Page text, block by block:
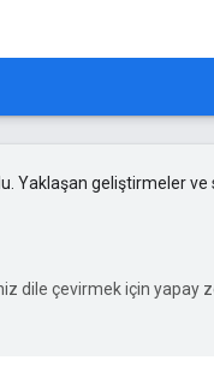
Yaklaşan geliştirmeler
dile çevirmek için yapay